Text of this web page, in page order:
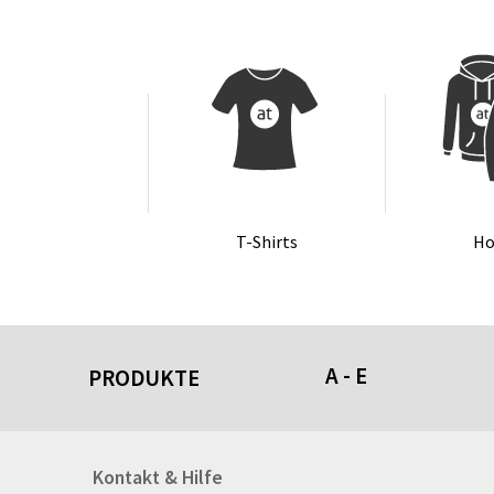
T-Shirts
PRODUKTE A - E
Kontakt & Hilfe